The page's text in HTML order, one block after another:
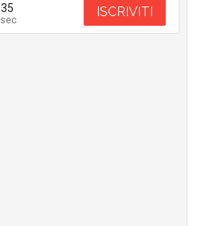
34 ISCRIVITI